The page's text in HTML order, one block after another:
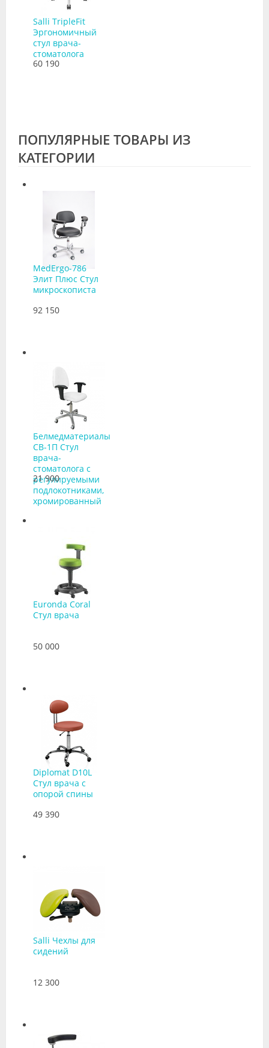
Salli TripleFit
Эргономичный
стул врача-
стоматолога
60 190
ПОПУЛЯРНЫЕ ТОВАРЫ ИЗ
КАТЕГОРИИ
MedErgo-786
Элит Плюс Стул
микроскописта
92 150
Белмедматериалы
СВ-1П Стул
врача-
стоматолога с
регулируемыми
подлокотниками,
хромированный
21 900
Euronda Coral
Стул врача
50 000
Diplomat D10L
Стул врача с
опорой спины
49 390
Salli Чехлы для
сидений
12 300